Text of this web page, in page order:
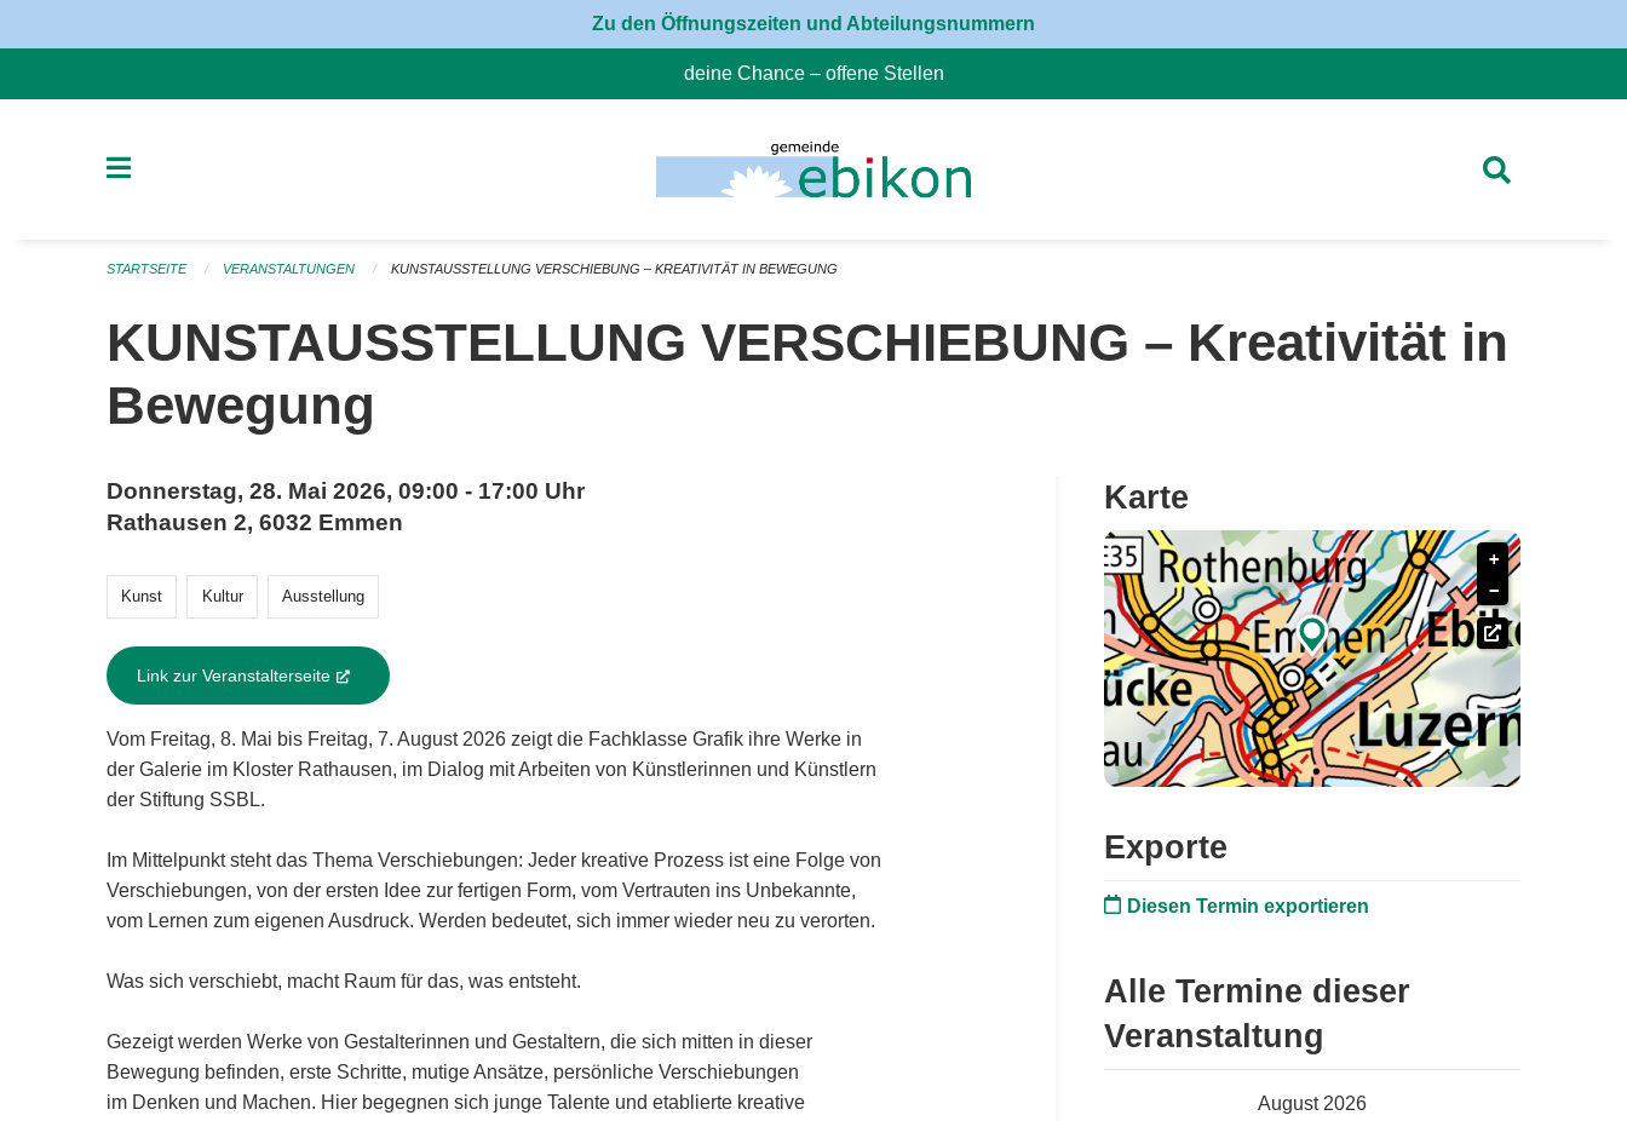
Zu den Öffnungszeiten und Abteilungsnummern
deine Chance – offene Stellen
STARTSEITE VERANSTALTUNGEN KUNSTAUSSTELLUNG VERSCHIEBUNG – KREATIVITÄT IN BEWEGUNG
KUNSTAUSSTELLUNG VERSCHIEBUNG – Kreativität in
Bewegung
Donnerstag, 28. Mai 2026, 09:00 - 17:00 Uhr
Rathausen 2, 6032 Emmen
Kunst Kultur Ausstellung
Link zur Veranstalterseite (External Link)
Vom Freitag, 8. Mai bis Freitag, 7. August 2026 zeigt die Fachklasse Grafik ihre Werke in
der Galerie im Kloster Rathausen, im Dialog mit Arbeiten von Künstlerinnen und Künstlern
der Stiftung SSBL.
Im Mittelpunkt steht das Thema Verschiebungen: Jeder kreative Prozess ist eine Folge von
Verschiebungen, von der ersten Idee zur fertigen Form, vom Vertrauten ins Unbekannte,
vom Lernen zum eigenen Ausdruck. Werden bedeutet, sich immer wieder neu zu verorten.
Was sich verschiebt, macht Raum für das, was entsteht.
Gezeigt werden Werke von Gestalterinnen und Gestaltern, die sich mitten in dieser
Bewegung befinden, erste Schritte, mutige Ansätze, persönliche Verschiebungen
im Denken und Machen. Hier begegnen sich junge Talente und etablierte kreative
Karte

+
−
Exporte
Diesen Termin exportieren
Alle Termine dieser
Veranstaltung
August 2026